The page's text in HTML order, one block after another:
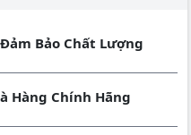
Bảo Chất Lượng
Hàng Chính Hãng